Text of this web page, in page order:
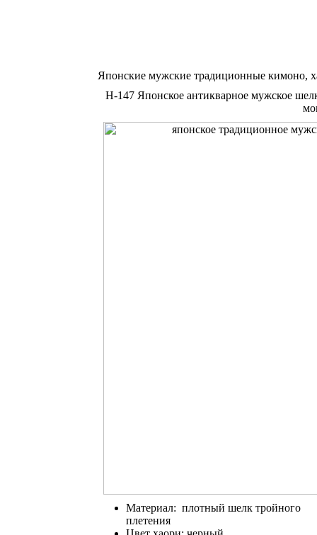
Японские мужские традиционные кимоно,
Н-147 Японское антикварное мужское
Материал: плотный шелк тройного
плетения